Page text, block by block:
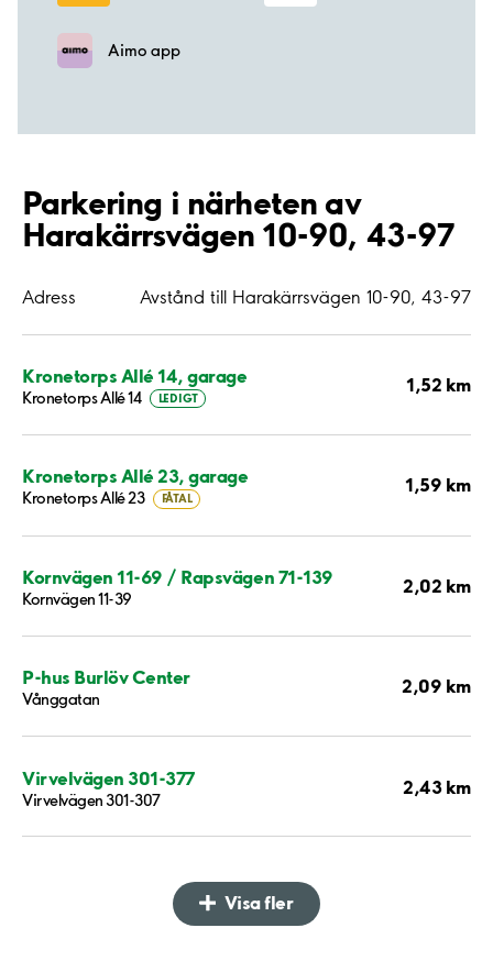
Aimo app
Parkering i närheten av
Harakärrsvägen 10-90, 43-97
Adress Avstånd till Harakärrsvägen 10-90, 43-97
Kronetorps Allé 14, garage
Kronetorps Allé 14 LEDIGT
1,52 km
Kronetorps Allé 23, garage
Kronetorps Allé 23 FÅTAL
1,59 km
Kornvägen 11-69 / Rapsvägen 71-139
Kornvägen 11-39
2,02 km
P-hus Burlöv Center
Vånggatan
2,09 km
Virvelvägen 301-377
Virvelvägen 301-307
2,43 km
Visa fler